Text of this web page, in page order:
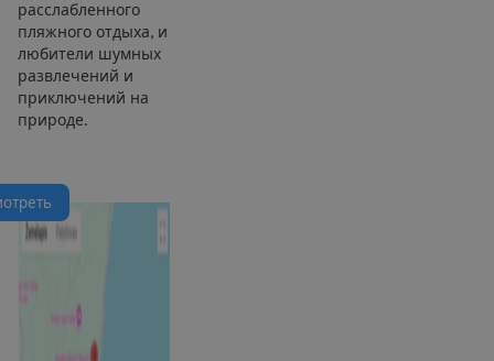
расслабленного
пляжного отдыха, и
любители шумных
развлечений и
приключений на
природе.
отреть